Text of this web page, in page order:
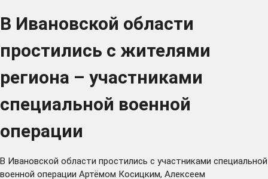
В Ивановской области
простились с жителями
региона – участниками
специальной военной
операции
В Ивановской области простились с участниками специальной
военной операции Артёмом Косицким, Алексеем